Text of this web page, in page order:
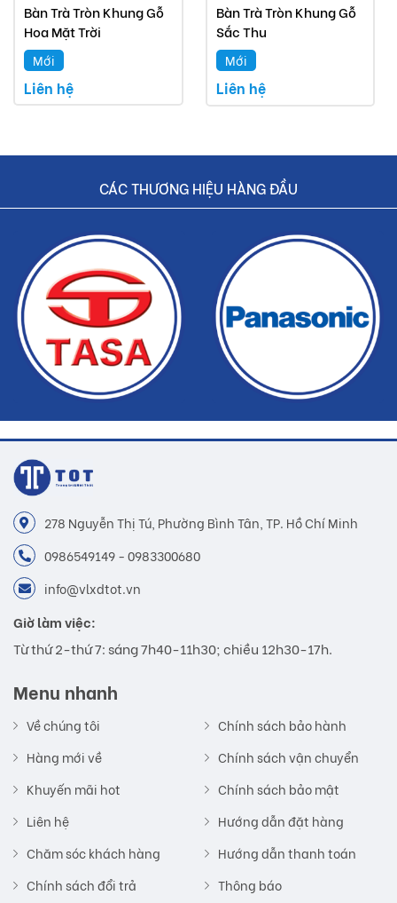
Bàn Trà Tròn Khung Gỗ
Hoa Mặt Trời
Mới
Liên hệ
Bàn Trà Tròn Khung Gỗ
Sắc Thu
Mới
Liên hệ
CÁC THƯƠNG HIỆU HÀNG ĐẦU
278 Nguyễn Thị Tú, Phường Bình Tân, TP. Hồ Chí Minh
0986549149 - 0983300680
info@vlxdtot.vn
Giờ làm việc:
Từ thứ 2-thứ 7: sáng 7h40-11h30; chiều 12h30-17h.
Menu nhanh
Về chúng tôi
Hàng mới về
Khuyến mãi hot
Liên hệ
Chăm sóc khách hàng
Chính sách đổi trả
Chính sách bảo hành
Chính sách vận chuyển
Chính sách bảo mật
Hướng dẫn đặt hàng
Hướng dẫn thanh toán
Thông báo